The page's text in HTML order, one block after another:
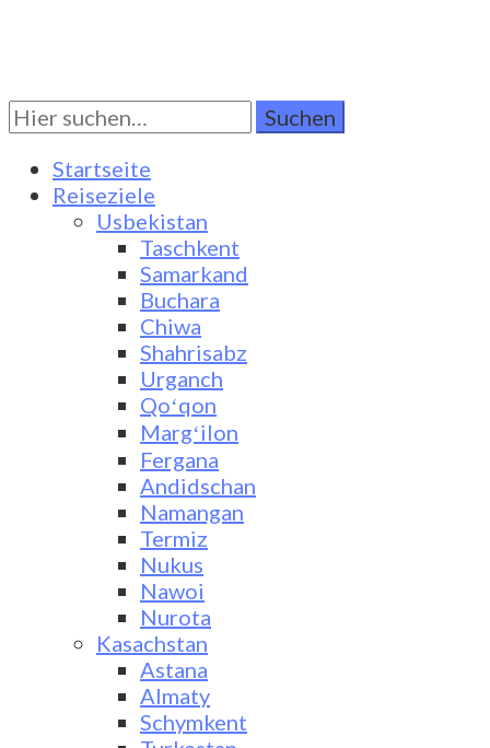
Turkestan Travel
Discover Central Asia
Suchen
Sie
nach:Startseite
Reiseziele
Usbekistan
Taschkent
Samarkand
Buchara
Chiwa
Shahrisabz
Urganch
Qoʻqon
Margʻilon
Fergana
Andidschan
Namangan
Termiz
Nukus
Nawoi
Nurota
Kasachstan
Astana
Almaty
Schymkent